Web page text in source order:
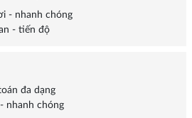
- nhanh chóng
- tiến độ
đa dạng
nhanh chóng